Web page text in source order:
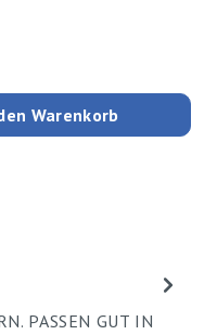
gewünschten Wert
Warenkorb
PASSEN GUT IN